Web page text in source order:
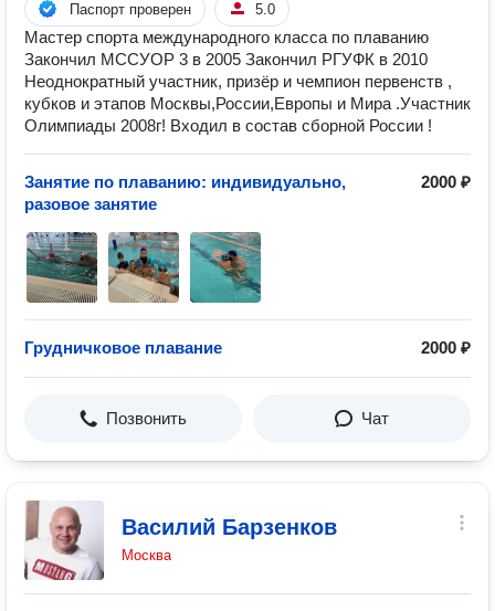
Паспорт проверен 5.0
Мастер спорта международного класса по плаванию
Закончил МССУОР 3 в 2005 Закончил РГУФК в 2010
Неоднократный участник, призёр и чемпион первенств ,
кубков и этапов Москвы,России,Европы и Мира .Участник
Олимпиады 2008г! Входил в состав сборной России !
Занятие по плаванию: индивидуально,
разовое занятие
2000 ₽
Грудничковое плавание 2000 ₽
Позвонить Чат
Василий Барзенков
Москва